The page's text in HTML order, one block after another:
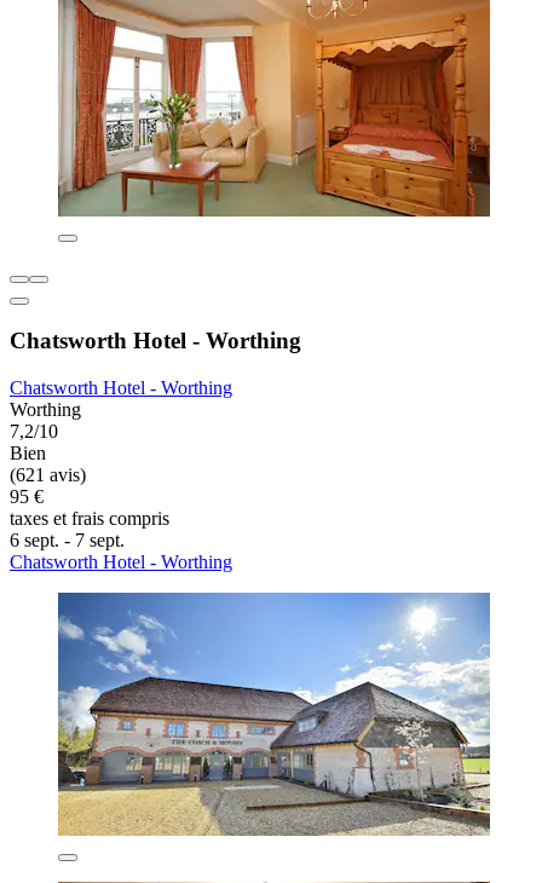
Chatsworth Hotel - Worthing
Chatsworth Hotel - Worthing
Worthing
7,2/10
Bien
(621 avis)
95 €
taxes et frais compris
6 sept. - 7 sept.
Chatsworth Hotel - Worthing